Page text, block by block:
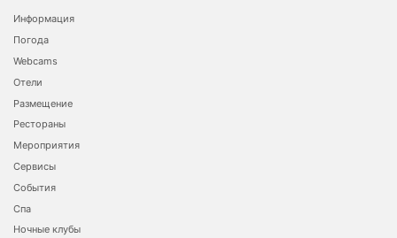
Информация
Погода
Webcams
Отели
Размещение
Рестораны
Мероприятия
Сервисы
События
Спа
Ночные клубы